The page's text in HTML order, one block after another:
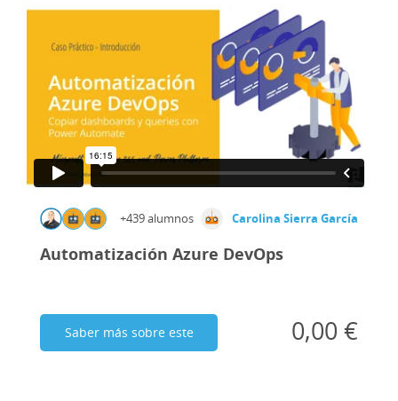
+439 alumnos Carolina Sierra García
Automatización Azure DevOps
Saber más sobre este 0,00 €